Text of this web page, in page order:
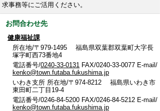
求事務等にご活用ください。
お問合わせ先
健康福祉課
所在地/〒979-1495 福島県双葉郡双葉町大字長
塚字町西73番地4
電話番号/0240-33-0131 FAX/0240-33-0077 E-mail/
kenko@town.futaba.fukushima.jp
いわき支所 所在地/〒974-8212 福島県いわき市
東田町二丁目19-4
電話番号/0246-84-5200 FAX/0246-84-5212 E-mail/
kenko@town.futaba.fukushima.jp